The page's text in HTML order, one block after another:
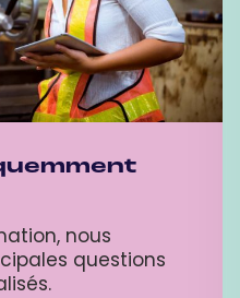
nous
questions